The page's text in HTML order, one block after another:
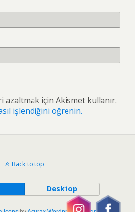
azaltmak için Akismet kullanır.
işlendiğini öğrenin.
Back to top
Desktop